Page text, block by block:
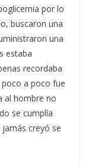
por lo
buscaron una
una
estaba
recordaba
a poco fue
al hombre no
se cumplía
creyó se